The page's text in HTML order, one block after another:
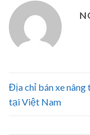
Địa chỉ bán xe nâng
tại Việt Nam